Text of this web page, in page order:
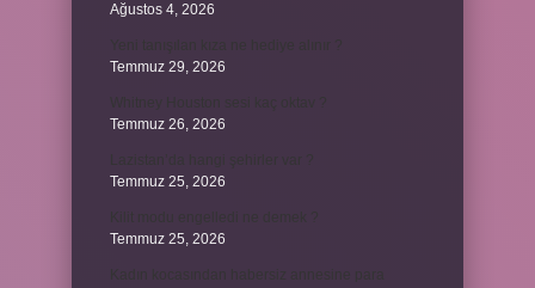
Ağustos 4, 2026
Temmuz 29, 2026
Temmuz 26, 2026
Temmuz 25, 2026
Temmuz 25, 2026